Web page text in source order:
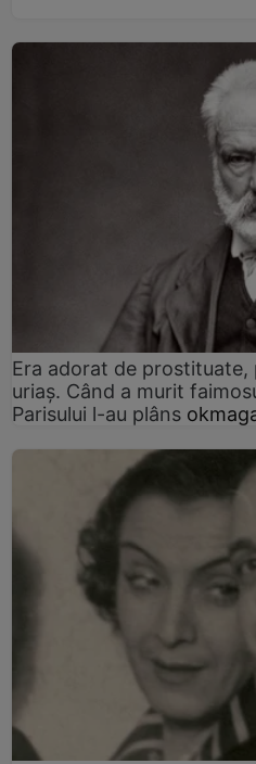
Era adorat de prostituate,
uriaș. Când a murit
Parisului l-au plâns